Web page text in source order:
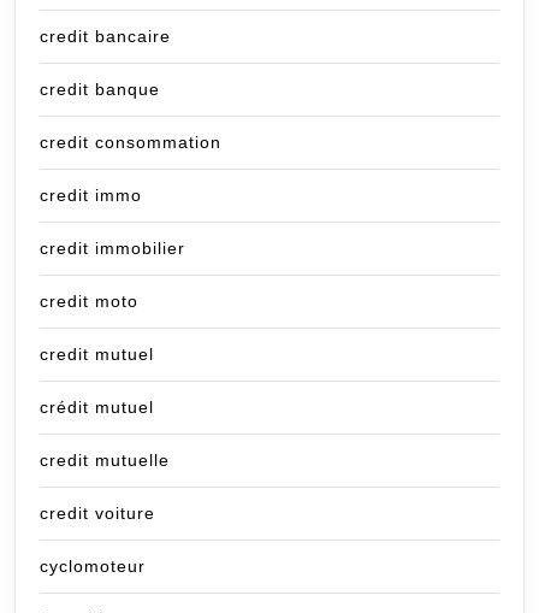
credit bancaire
credit banque
credit consommation
credit immo
credit immobilier
credit moto
credit mutuel
crédit mutuel
credit mutuelle
credit voiture
cyclomoteur